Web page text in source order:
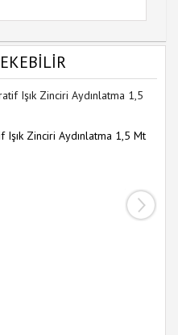
Zinciri Aydınlatma 1,5 Mt